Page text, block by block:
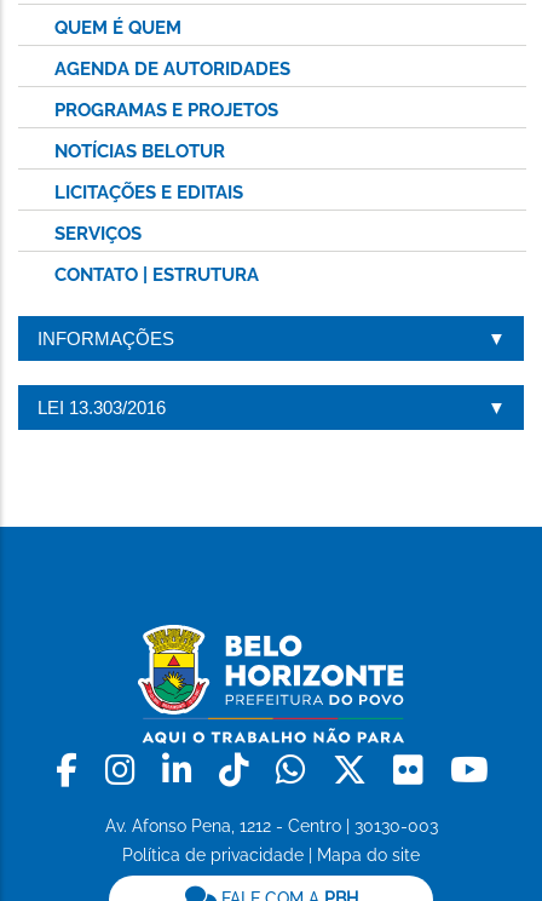
QUEM É QUEM
AGENDA DE AUTORIDADES
PROGRAMAS E PROJETOS
NOTÍCIAS BELOTUR
LICITAÇÕES E EDITAIS
SERVIÇOS
CONTATO | ESTRUTURA
INFORMAÇÕES
LEI 13.303/2016
Facebook
Instagram
LinkedinTiktokWhatsapp
X Flickr
Av. Afonso Pena, 1212 - Centro | 30130-003
Política de privacidade
Mapa do site